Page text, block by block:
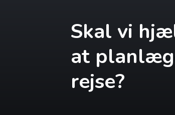
Skal vi
at
rejse?